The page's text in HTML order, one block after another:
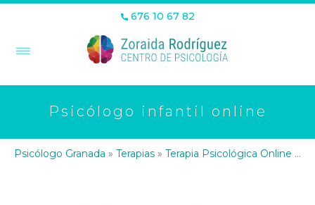
676 10 67 82
Psicólogo infantil online
Psicólogo Granada » Terapias » Terapia Psicológica Online